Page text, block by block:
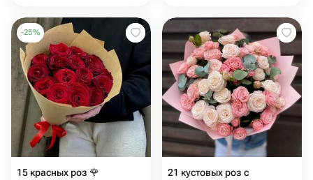
-25%
15 красных роз 🌹
21 кустовых роз с